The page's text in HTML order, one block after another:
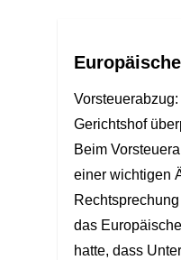
Gerichtshof
Beim
einer wichtigen
das
hatte, dass